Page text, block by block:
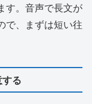
す。音声で長文が
で、まずは短い往
る